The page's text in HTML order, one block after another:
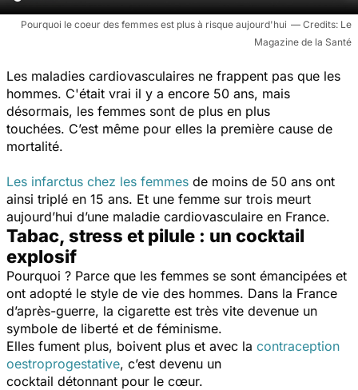
Pourquoi le coeur des femmes est plus à risque aujourd'hui
Le
Magazine de la Santé
Les maladies cardiovasculaires ne frappent pas que les
hommes. C'était vrai il y a encore 50 ans, mais
désormais, les femmes sont de plus en plus
touchées. C’est même pour elles la première cause de
mortalité.
Les infarctus chez les femmes de moins de 50 ans ont
ainsi triplé en 15 ans. Et une femme sur trois meurt
aujourd’hui d’une maladie cardiovasculaire en France.
Tabac, stress et pilule : un cocktail
explosif
Pourquoi ? Parce que les femmes se sont émancipées et
ont adopté le style de vie des hommes. Dans la France
d’après-guerre, la cigarette est très vite devenue un
symbole de liberté et de féminisme.
Elles fument plus, boivent plus et avec la contraception
oestroprogestative, c’est devenu un
cocktail détonnant pour le cœur.